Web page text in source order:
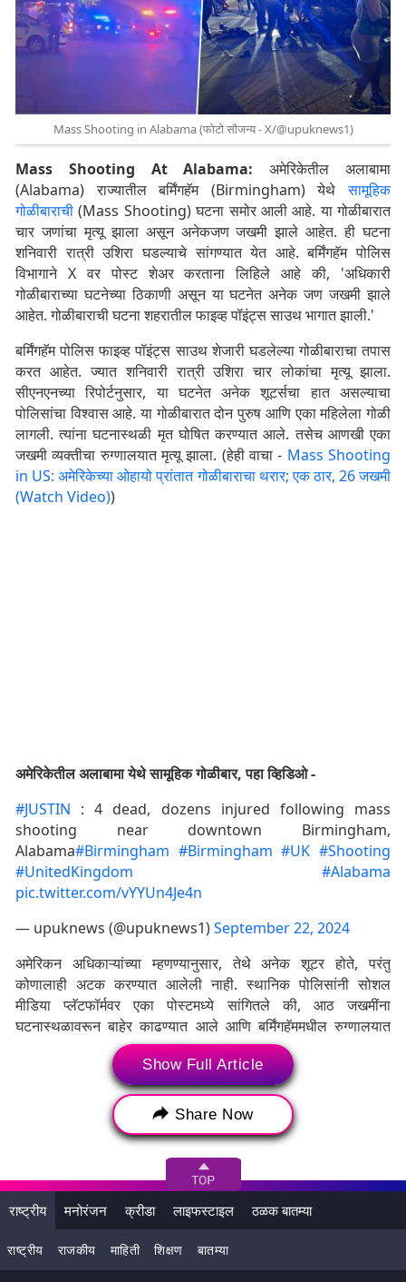
Mass Shooting in Alabama (फोटो सौजन्य - X/@upuknews1)
Mass Shooting At Alabama: अमेरिकेतील अलाबामा
(Alabama) राज्यातील बर्मिंगहॅम (Birmingham) येथेसामूहिक
गोळीबाराची (Mass Shooting) घटना समोर आली आहे. या गोळीबारात
चार जणांचा मृत्यू झाला असून अनेकजण जखमी झाले आहेत. ही घटना
शनिवारी रात्री उशिरा घडल्याचे सांगण्यात येत आहे. बर्मिंगहॅम पोलिस
विभागाने X वर पोस्ट शेअर करताना लिहिले आहे की, 'अधिकारी
गोळीबाराच्या घटनेच्या ठिकाणी असून या घटनेत अनेक जण जखमी झाले
आहेत. गोळीबाराची घटना शहरातील फाइव्ह पॉइंट्स साउथ भागात झाली.'
बर्मिंगहॅम पोलिस फाइव्ह पॉइंट्स साउथ शेजारी घडलेल्या गोळीबाराचा तपास
करत आहेत. ज्यात शनिवारी रात्री उशिरा चार लोकांचा मृत्यू झाला.
सीएनएनच्या रिपोर्टनुसार, या घटनेत अनेक शूटर्सचा हात असल्याचा
पोलिसांचा विश्वास आहे. या गोळीबारात दोन पुरुष आणि एका महिलेला गोळी
लागली. त्यांना घटनास्थळी मृत घोषित करण्यात आले. तसेच आणखी एका
जखमी व्यक्तीचा रुग्णालयात मृत्यू झाला. (हेही वाचा - Mass Shooting
in US: अमेरिकेच्या ओहायो प्रांतात गोळीबाराचा थरार; एक ठार, 26 जखमी
(Watch Video))
अमेरिकेतील अलाबामा येथे सामूहिक गोळीबार, पहा व्हिडिओ -
#JUSTIN : 4 dead, dozens injured following mass
shooting near downtown Birmingham,
Alabama#Birmingham #Birmingham #UK #Shooting
#UnitedKingdom
#Alabama
pic.twitter.com/vYYUn4Je4n
— upuknews (@upuknews1)September 22, 2024
अमेरिकन अधिकाऱ्यांच्या म्हणण्यानुसार, तेथे अनेक शूटर होते, परंतु
कोणालाही अटक करण्यात आलेली नाही. स्थानिक पोलिसांनी सोशल
मीडिया प्लॅटफॉर्मवर एका पोस्टमध्ये सांगितले की, आठ जखमींना
घटनास्थळावरून बाहेर काढण्यात आले आणि बर्मिंगहॅममधील रुग्णालयात
दाखल करण्यात आले.
Mass Shooting At Alabama
Alabama US mass shooting
Alabama Mass Shooting अलाबामा येथे मास शूटिंग
मास शूटिंग अलाबामा यूएस गोळीबार
अलाबामा सामूहिक गोळीबार
Show Full Article
Share Now
राष्ट्रीय मनोरंजन क्रीडा लाइफस्टाइल ठळक बातम्या
राष्ट्रीय राजकीय माहिती शिक्षण बातम्या